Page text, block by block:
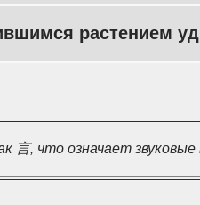
растением
言, что означает